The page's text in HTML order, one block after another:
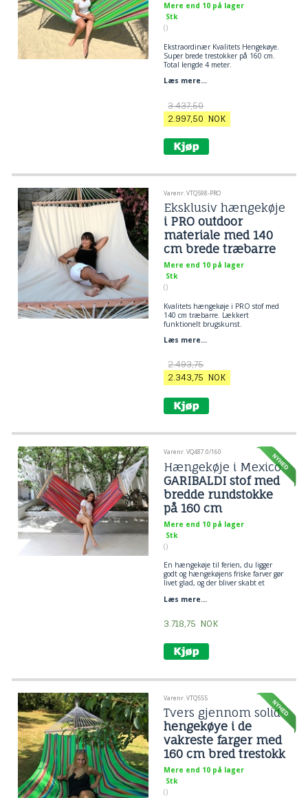
Mere end 10 på lager
Stk
()
Ekstraordinær Kvalitets Hengekøye.
Super brede trestokker på 160 cm.
Total lengde 4 meter.
Stoff i 100% bomull.
vanlige.
Læs mere...
3.437,50
2.997,50 NOK
Varenr. VTQ598-PRO
Eksklusiv hængekøje
i PRO outdoor
materiale med 140
cm brede træbarre
Mere end 10 på lager
Stk
()
Kvalitets hængekøje i PRO stof med
140 cm træbarre. Lækkert
funktionelt brugskunst.
materiale
Læs mere...
2.493,75
2.343,75 NOK
Varenr. VQ487.0/160
Hængekøje i Mexico
GARIBALDI stof med
bredde rundstokke
på 160 cm
Mere end 10 på lager
Stk
()
En hængekøje til ferien, du ligger
godt og hængekøjens friske farver gør
livet glad, og der bliver skabt et
Hængekøjen der både er smuk at se
Rummelig Mexico stofhængekøje med
160 cm bredde rundstokke.
type hængekøje.
Design: Mexico Rød GARIBALDI
Læs mere...
3.718,75 NOK
Varenr. VTQ555
Tvers gjennom solid
hengekøye i de
vakreste farger med
160 cm bred trestokk
Mere end 10 på lager
Stk
()